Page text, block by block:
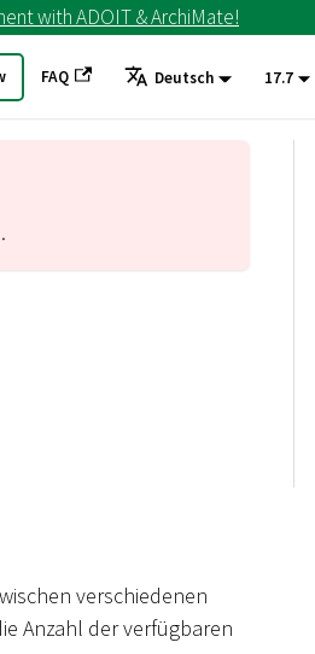
with ADOIT & ArchiMate!
FAQ Deutsch 17.7
verschiedenen
Anzahl der verfügbaren